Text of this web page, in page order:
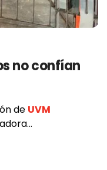
no confían
de UVM